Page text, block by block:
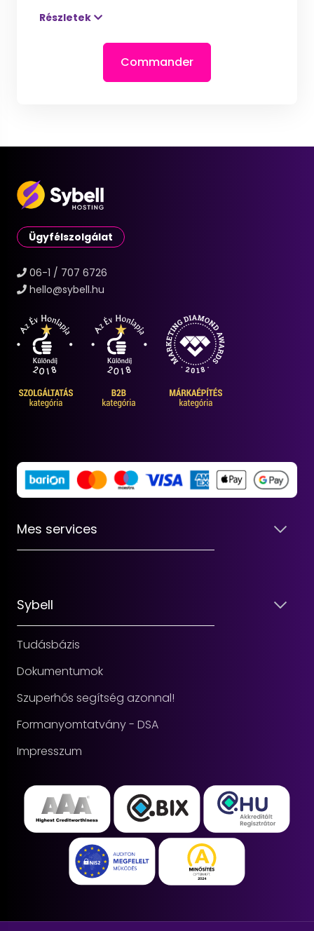
Részletek
Commander
Ügyfélszolgálat
06-1 / 707 6726
hello@sybell.hu
Mes services
Sybell
Tudásbázis
Dokumentumok
Szuperhős segítség azonnal!
Formanyomtatvány - DSA
Impresszum